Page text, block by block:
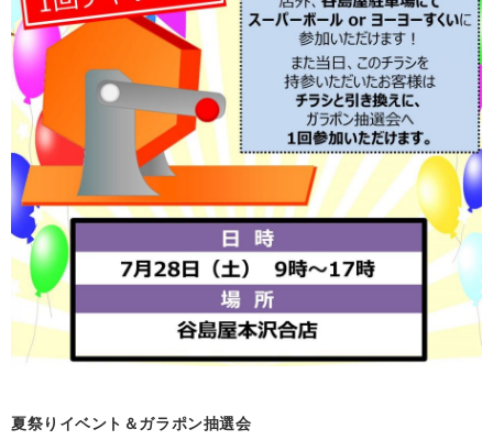
夏祭りイベント＆ガラポン抽選会